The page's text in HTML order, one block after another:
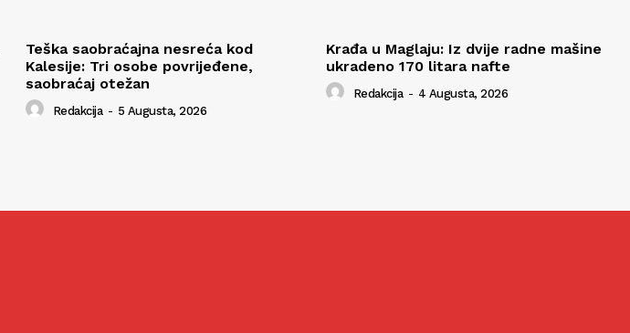
Teška saobraćajna nesreća kod
Kalesije: Tri osobe povrijeđene,
saobraćaj otežan
Redakcija - 5 Augusta, 2026
Krađa u Maglaju: Iz dvije radne mašine
ukradeno 170 litara nafte
Redakcija - 4 Augusta, 2026